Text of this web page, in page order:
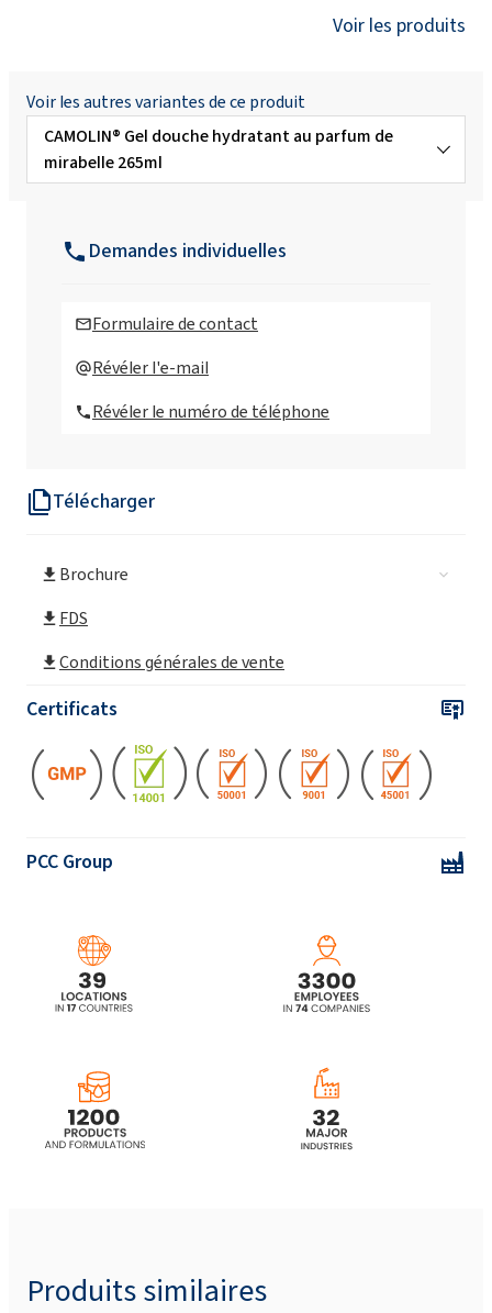
Télécharger
Brochure
FDS
Conditions générales de vente
Certificats
PCC Group
Voir les produits
Voir les autres variantes de ce produit
CAMOLIN® Gel douche hydratant au parfum de
mirabelle 265ml
CAMOLIN® Cytryna & Jaśmin - nettoyant
pour vitres écologique 750ml
CAMOLIN® Mak & Akacja - Eco Nettoyant
CAMOLIN® Savon liquide hydratant et
CAMOLIN® Savon liquide nourrissant au
parfum de tilleul 265ml
CAMOLIN® Shampooing micellaire fortifiant
et brillant au parfum de bouleau 265ml
augmentant le volume avec un arôme de
Demandes individuelles
Formulaire de contact
Révéler l'e-mail
Révéler le numéro de téléphone
Produits similaires